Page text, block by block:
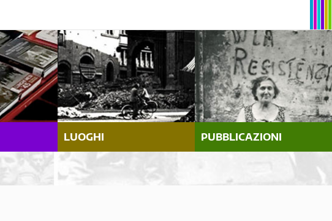
LUOGHI PUBBLICAZIONI